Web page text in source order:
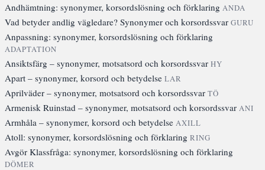
Andhämtning: synonymer, korsordslösning och förklaring ANDA
Vad betyder andlig vägledare? Synonymer och korsordssvar GURU
Anpassning: synonymer, korsordslösning och förklaring
ADAPTATION
Ansiktsfärg – synonymer, motsatsord och korsordssvar HY
Apart – synonymer, korsord och betydelse LAR
Aprilväder – synonymer, motsatsord och korsordssvar TÖ
Armenisk Ruinstad – synonymer, motsatsord och korsordssvar ANI
Armhåla – synonymer, korsord och betydelse AXILL
Atoll: synonymer, korsordslösning och förklaring RING
Avgör Klassfråga: synonymer, korsordslösning och förklaring
DÖMER